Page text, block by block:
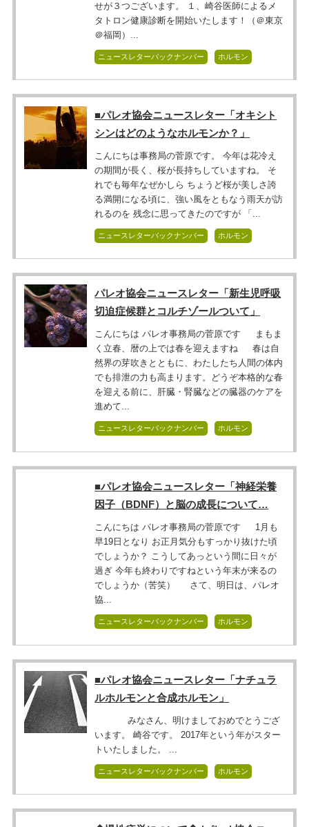
せが３つございます。 １、崎谷医師によるメ
タトロン健康診断を開始いたします！（＠東京
＠福岡）...
ニュースレターバックナンバー ホルモン
■パレオ協会ニュースレター「オキシト
シンはどのようなホルモンか？」
こんにちは事務局の菅原です。 今年は花冷え
の期間が長く、桜が長持ちしていますね。 そ
れでも毎年なぜかしら ちょうど桜が美しさ誇
る満開になる頃に、強い風をともなう雨天が訪
れるのを 残念に思ってきたのですが 「...
ニュースレターバックナンバー ホルモン
パレオ協会ニュースレター「新生児呼吸
切迫症候群とコルチゾールついて」
こんにちは パレオ事務局の菅原です まもま
く立春、暦の上では春を迎えますね 春は自
然界の芽吹きとともに、わたしたち人間の体内
でも排泄の力も高まります。どうぞ本格的な春
を迎える前に、肝臓・腎臓などの臓器のケアを
進めて...
ニュースレターバックナンバー ホルモン
■パレオ協会ニュースレター「神経栄養
因子（BDNF）と脳の成長について…
こんにちは パレオ事務局の菅原です 1月も
早19日となり お正月気分もすっかり抜けた頃
でしょうか？ こうしてあっという間に日々が
過ぎ 今年も終わりですねという年末が来るの
でしょうか（苦笑） さて、明日は、パレオ
協...
ニュースレターバックナンバー ホルモン
■パレオ協会ニュースレター「ナチュラ
ルホルモンと合成ホルモン」
みなさん、明けましておめでとうござ
います。 崎谷です。 2017年という年がスター
トいたしました。 ...
ニュースレターバックナンバー ホルモン